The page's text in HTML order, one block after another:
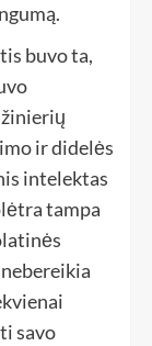
buvo ta,
ir didelės
intelektas
tampa
savo